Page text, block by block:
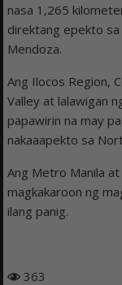
nasa 1,265
direktang epekto
Mendoza.
Ang Ilocos Region,
Valley at lalawigan
papawirin na may
nakaaapekto sa
Ang Metro Manila
magkakaroon ng
ilang panig.
363